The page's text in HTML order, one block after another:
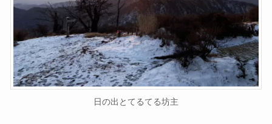
日の出とてるてる坊主